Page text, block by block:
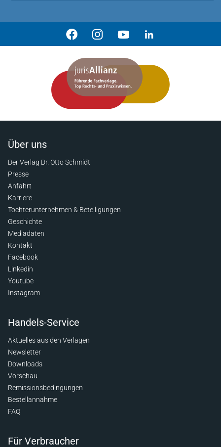
Über uns
Der Verlag Dr. Otto Schmidt
Presse
Anfahrt
Karriere
Tochterunternehmen & Beteiligungen
Geschichte
Mediadaten
Kontakt
Facebook
Linkedin
Youtube
Instagram
Handels-Service
Aktuelles aus den Verlagen
Newsletter
Downloads
Vorschau
Remissionsbedingungen
Bestellannahme
FAQ
Für Verbraucher